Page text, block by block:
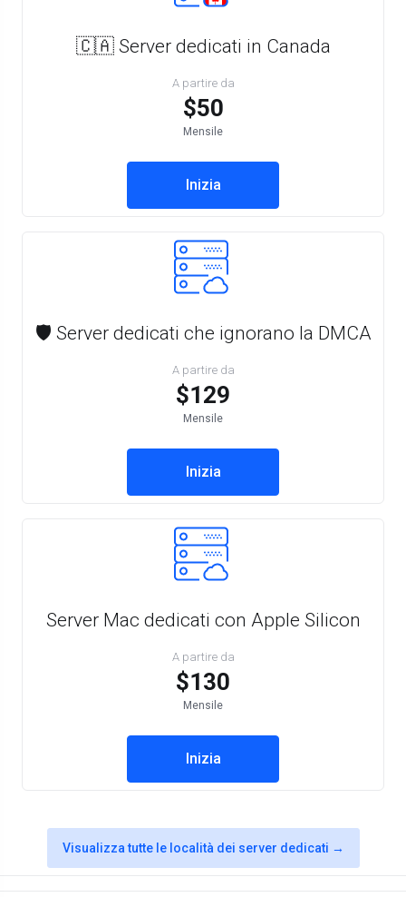
🇨🇦 Server dedicati in Canada
A partire da
$50
Mensile
Inizia
🛡️ Server dedicati che ignorano la DMCA
A partire da
$129
Mensile
Inizia
Server Mac dedicati con Apple Silicon
A partire da
$130
Mensile
Inizia
Visualizza tutte le località dei server dedicati →